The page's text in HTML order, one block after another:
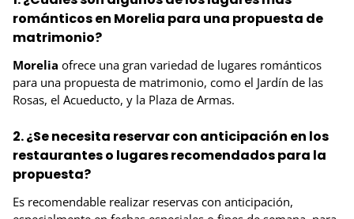
románticos en Morelia para una propuesta de
matrimonio?
Morelia ofrece una gran variedad de lugares románticos
para una propuesta de matrimonio, como el Jardín de las
Rosas, el Acueducto, y la Plaza de Armas.
2. ¿Se necesita reservar con anticipación en los
restaurantes o lugares recomendados para la
propuesta?
Es recomendable realizar reservas con anticipación,